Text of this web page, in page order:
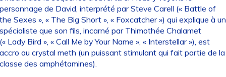
de David, interprété par Steve Carell (« Battle of
Sexes », « The Big Short », « Foxcatcher ») qui explique à un
que son fils, incarné par Thimothée Chalamet
Lady Bird », « Call Me by Your Name », « Interstellar »), est
au crystal meth (un puissant stimulant qui fait partie de la
des amphétamines).